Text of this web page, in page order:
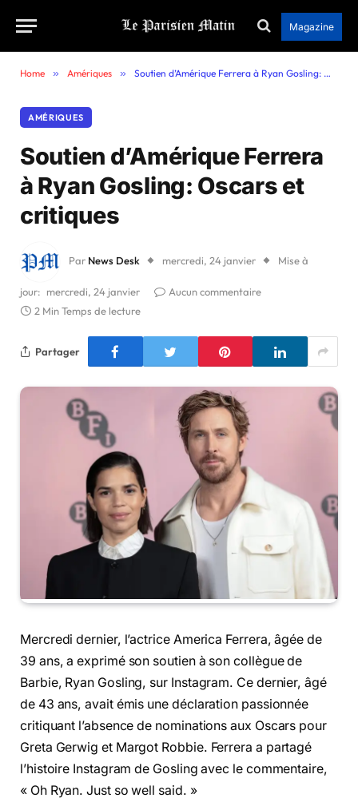
Magazine
Home » Amériques » Soutien d’Amérique Ferrera à Ryan Gosling: Oscars et critiques
AMÉRIQUES
Soutien d’Amérique Ferrera
à Ryan Gosling: Oscars et
critiques
Par News Desk mercredi, 24 janvier Mise à
jour: mercredi, 24 janvier
Aucun commentaire
2 Min Temps de lecture
Partager
Mercredi dernier, l’actrice America Ferrera, âgée de
39 ans, a exprimé son soutien à son collègue de
Barbie, Ryan Gosling, sur Instagram. Ce dernier, âgé
de 43 ans, avait émis une déclaration passionnée
critiquant l’absence de nominations aux Oscars pour
Greta Gerwig et Margot Robbie. Ferrera a partagé
l’histoire Instagram de Gosling avec le commentaire,
« Oh Ryan. Just so well said. »